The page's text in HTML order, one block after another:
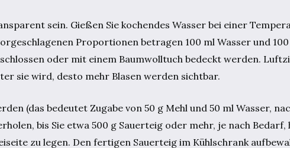
sein. Gießen Sie kochendes Wasser bei einer
Proportionen betragen 100 ml Wasser und
oder mit einem Baumwolltuch bedeckt werden.
sie wird, desto mehr Blasen werden sichtbar.
(das bedeutet Zugabe von 50 g Mehl und 50 ml Wasser,
bis Sie etwa 500 g Sauerteig oder mehr, je nach Bedarf,
zu legen. Den fertigen Sauerteig im Kühlschrank